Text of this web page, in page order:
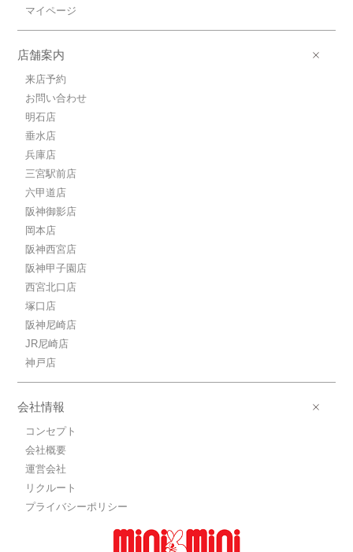
マイページ
店舗案内
来店予約
お問い合わせ
明石店
垂水店
兵庫店
三宮駅前店
六甲道店
阪神御影店
岡本店
阪神西宮店
阪神甲子園店
西宮北口店
塚口店
阪神尼崎店
JR尼崎店
神戸店
会社情報
コンセプト
会社概要
運営会社
リクルート
プライバシーポリシー